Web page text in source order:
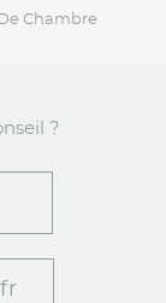
Chambre
?